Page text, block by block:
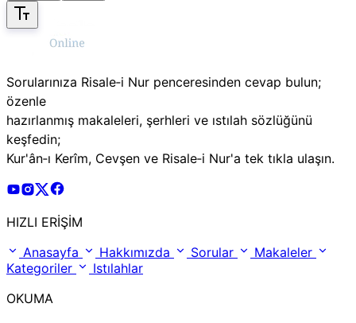
Sorularınıza Risale‑i Nur penceresinden cevap bulun;
özenle
hazırlanmış makaleleri, şerhleri ve ıstılah sözlüğünü
keşfedin;
Kur'ân‑ı Kerîm, Cevşen ve Risale‑i Nur'a tek tıkla ulaşın.
Risale Online Youtube Hesabı
Risale Online Instagram Hesabı
Risale Online X Hesabı
HIZLI ERİŞİM
Anasayfa
Hakkımızda Sorular
Makaleler
Kategoriler
Istılahlar
OKUMA